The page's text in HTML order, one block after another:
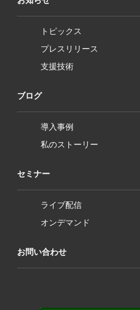
トピックス
プレスリリース
支援技術
ブログ
導入事例
私のストーリー
セミナー
ライブ配信
オンデマンド
お問い合わせ